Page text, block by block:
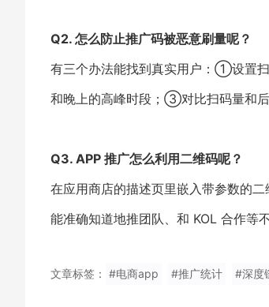
Q2. 怎么防止推广码被恶意刷量呢？
有三个办法能找到真实用户：①设置
和晚上的高峰时段；③对比扫码量和后
Q3. APP 推广怎么利用二维码呢？
在应用商店的描述页里嵌入带参数的
能准确知道地推团队、和 KOL 合作等
文章标签： #电商app #推广统计 #深度